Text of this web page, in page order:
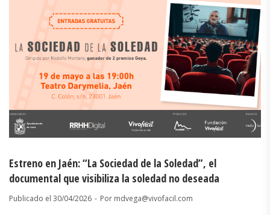
Estreno en Jaén: “La Sociedad de la Soledad”, el
documental que visibiliza la soledad no deseada
Publicado el 30/04/2026 Por mdvega@vivofacil.com